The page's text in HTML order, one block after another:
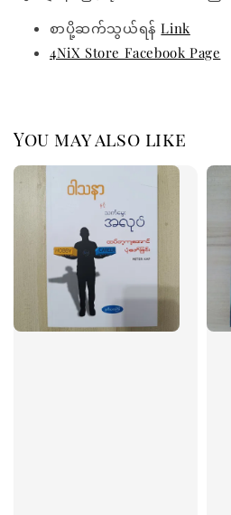
စာပို့ဆက်သွယ်ရန်Link
4NiX Store Facebook Page
You may also like